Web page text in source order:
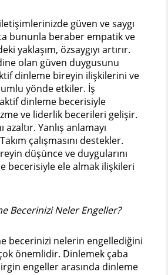
güven ve saygı
bununla beraber empatik ve
yaklaşım, özsaygıyı artırır.
olan güven duygusunu
dinleme bireyin ilişkilerini ve
yönde etkiler. İş
dinleme becerisiyle
ve liderlik becerileri gelişir.
azaltır. Yanlış anlamayı
çalışmasını destekler.
düşünce ve duygularını
becerisiyle ele almak ilişkileri
Becerinizi Neler Engeller?
becerinizi nelerin engellediğini
önemlidir. Dinlemek çaba
engeller arasında dinleme